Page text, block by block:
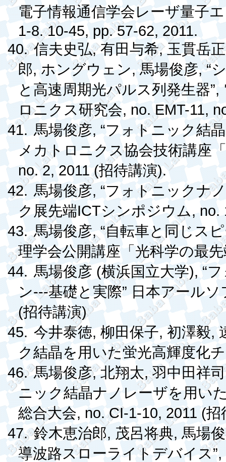
電子情報通信学会レーザ量子
1-8. 10-45, pp. 57-62, 2011.
40. 信夫史弘,有田与希,玉貫岳正
郎,ホングウェン,馬場俊彦, “
と高速周期光パルス列発生器”,
ロニクス研究会, no. EMT-11,
41. 馬場俊彦, “フォトニック結
メカトロニクス協会技術講座
no. 2, 2011 (招待講演).
42. 馬場俊彦, “フォトニックナ
ク展先端ICTシンポジウム, no.
43. 馬場俊彦, “自転車と同じス
理学会公開講座「光科学の最
44. 馬場俊彦 (横浜国立大学), “
ン---基礎と実際”日本アールソ
(招待講演)
45. 今井泰徳,柳田保子,初澤毅,
ク結晶を用いた蛍光高輝度化
46. 馬場俊彦,北翔太,羽中田祥司
ニック結晶ナノレーザを用い
総合大会, no. CI-1-10, 2011 (招
47. 鈴木恵治郎, 茂呂将典, 馬場
導波路スローライトデバイス”,